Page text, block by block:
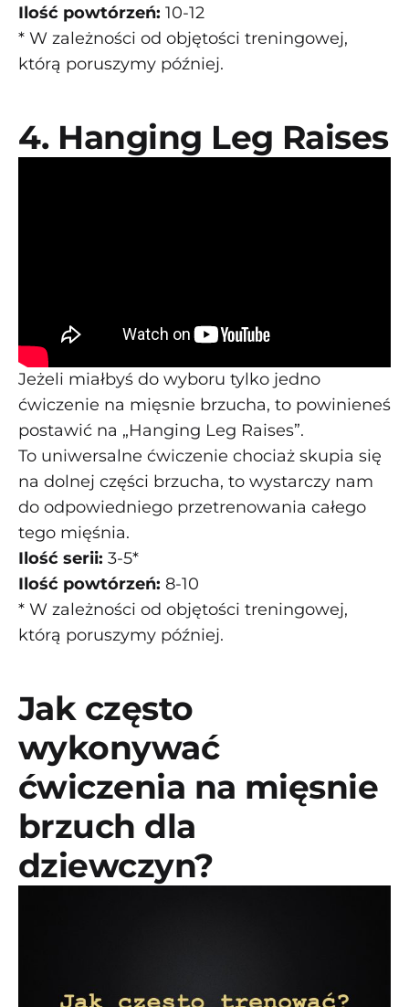
Ilość powtórzeń: 10-12
* W zależności od objętości treningowej,
którą poruszymy później.
4. Hanging Leg Raises
Jeżeli miałbyś do wyboru tylko jedno
ćwiczenie na mięsnie brzucha, to powinieneś
postawić na „Hanging Leg Raises”.
To uniwersalne ćwiczenie chociaż skupia się
na dolnej części brzucha, to wystarczy nam
do odpowiedniego przetrenowania całego
tego mięśnia.
Ilość serii: 3-5*
Ilość powtórzeń: 8-10
* W zależności od objętości treningowej,
którą poruszymy później.
Jak często
wykonywać
ćwiczenia na mięsnie
brzuch dla
dziewczyn?